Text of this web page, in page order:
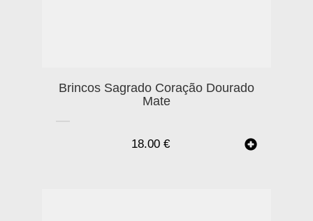
Brincos Sagrado Coração Dourado
Mate
18.00 €